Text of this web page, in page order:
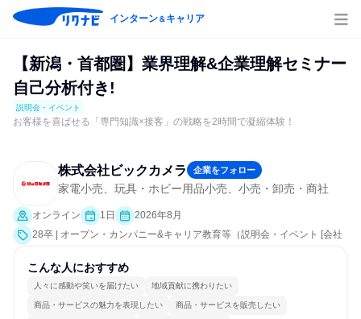
インターン＆キャリア
【新潟・首都圏】業界理解&企業理解セミナー
自己分析付き!
説明会・イベント
お客様を喜ばせる「専門知識×接客」の戦略を2時間で凝縮体験！
株式会社ビックカメラ 企業をフォロー
家電小売、玩具・ホビー用品小売、小売・卸売・商社
オンライン 1日
2026年8月
28卒 | オープン・カンパニー&キャリア教育等（説明会・イベント [会社
こんな人におすすめ
人々に感動や笑いを届けたい 地域貢献に携わりたい
商品・サービスの魅力を表現したい 商品・サービスを販売したい